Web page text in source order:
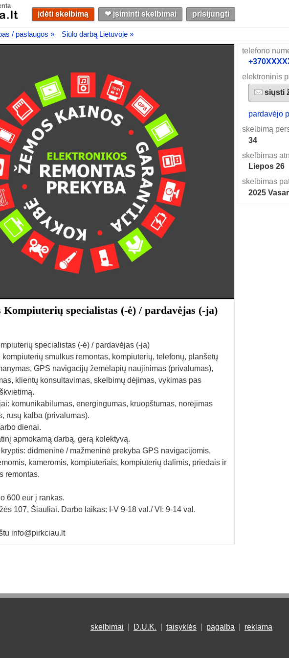
įdėti skelbimą ❤︎ įsiminti skelbimai prisijungti
/ paslaugos » Siūlo darbą Lietuvoje »
Kompiuterių specialistas (-ė) / pardavėjas (-ja)
specialistas (-ė) / pardavėjas (-ja)
kompiuterių smulkus remontas, kompiuterių, telefonų, planšetų
GPS navigacijų žemėlapių naujinimas (privalumas),
klientų konsultavimas, skelbimų dėjimas, vykimas pas
komunikabilumas, energingumas, kruopštumas, norėjimas
rusų kalba (privalumas).
dienai.
apmokamą darbą, gerą kolektyvą.
kryptis: didmeninė / mažmeninė prekyba GPS navigacijomis,
kameromis, kompiuteriais, kompiuterių dalimis, priedais ir
remontas.
600 eur į rankas.
107, Šiauliai. Darbo laikas: I-V 9-18 val./ VI: 9-14 val.
info@pirkciau.lt
telefono
elektroninis
siųsti
pardavėjo
skelbimą
34
skelbimas
Liepos 26
skelbimas
2025
skelbimai D.U.K. taisyklės pagalba reklama